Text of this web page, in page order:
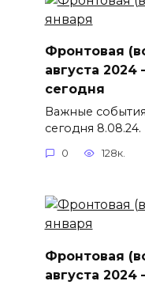
Фронтовая
августа
сегодня
Важные
сегодня 8.08.24.
0 128к.
Фронтовая
августа